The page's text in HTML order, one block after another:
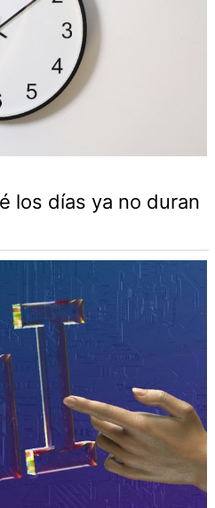
los días ya no duran